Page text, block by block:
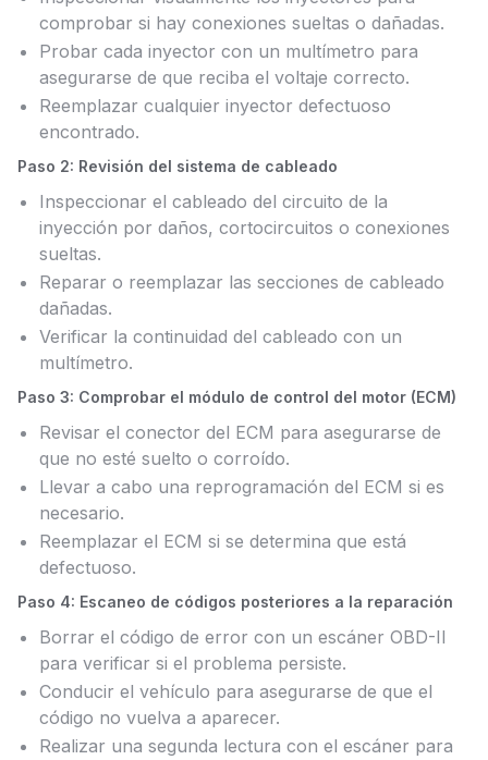
comprobar si hay conexiones sueltas o dañadas.
Probar cada inyector con un multímetro para
asegurarse de que reciba el voltaje correcto.
Reemplazar cualquier inyector defectuoso
encontrado.
Paso 2: Revisión del sistema de cableado
Inspeccionar el cableado del circuito de la
inyección por daños, cortocircuitos o conexiones
sueltas.
Reparar o reemplazar las secciones de cableado
dañadas.
Verificar la continuidad del cableado con un
multímetro.
Paso 3: Comprobar el módulo de control del motor (ECM)
Revisar el conector del ECM para asegurarse de
que no esté suelto o corroído.
Llevar a cabo una reprogramación del ECM si es
necesario.
Reemplazar el ECM si se determina que está
defectuoso.
Paso 4: Escaneo de códigos posteriores a la reparación
Borrar el código de error con un escáner OBD-II
para verificar si el problema persiste.
Conducir el vehículo para asegurarse de que el
código no vuelva a aparecer.
Realizar una segunda lectura con el escáner para